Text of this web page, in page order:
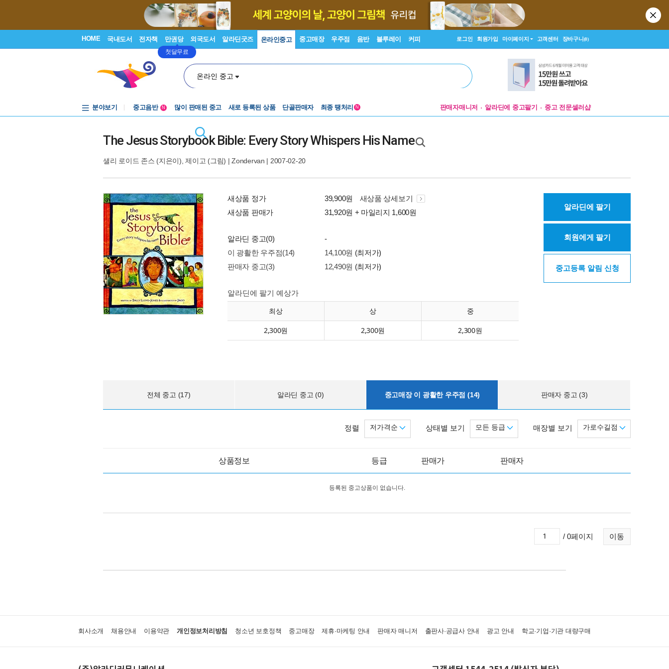
HOME 국내도서 전자책 만권당
첫달무료
외국도서 알라딘굿즈 온라인중고 중고매장 우주점 음반 블루레이 커피 로그인 회원가입 마이페이지 고객센터 장바구니(0)
온라인 중고
분야보기
중고음반
N 많이 판매된 중고 새로 등록된 상품 단골판매자 최종 땡처리 N 판매자매니저 알라딘에 중고팔기 중고 전문셀러샵
The Jesus Storybook Bible: Every Story Whispers His Name
샐리 로이드 존스 (지은이),제이고 (그림) |Zondervan | 2007-02-20
새상품 정가 39,900원
새상품 상세보기
새상품 판매가
31,920원 + 마일리지 1,600원
알라딘 중고(0)
-
이 광활한 우주점(14)
14,100원 (최저가)
판매자 중고(3)
12,490원 (최저가)
알라딘에 팔기 예상가
최상 상 중
2,300원 2,300원 2,300원
알라딘에 팔기
회원에게 팔기
중고등록 알림 신청
전체 중고 (17) 알라딘 중고 (0) 중고매장 이 광활한 우주점 (14) 판매자 중고 (3)
매장별 보기 가로수길점
상태별 보기 모든 등급
정렬 저가격순
상품정보 등급 판매가 판매자
등록된 중고상품이 없습니다.
이동
/ 0페이지
회사소개 채용안내 이용약관 개인정보처리방침 청소년 보호정책 중고매장 제휴·마케팅 안내 판매자 매니저 출판사·공급사 안내 광고 안내 학교·기업·기관 대량구매